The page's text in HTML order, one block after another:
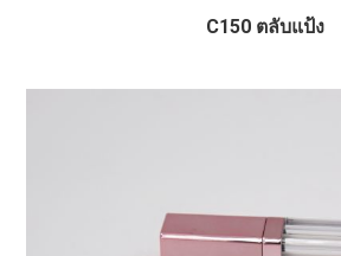
C150 ตลับแป้ง